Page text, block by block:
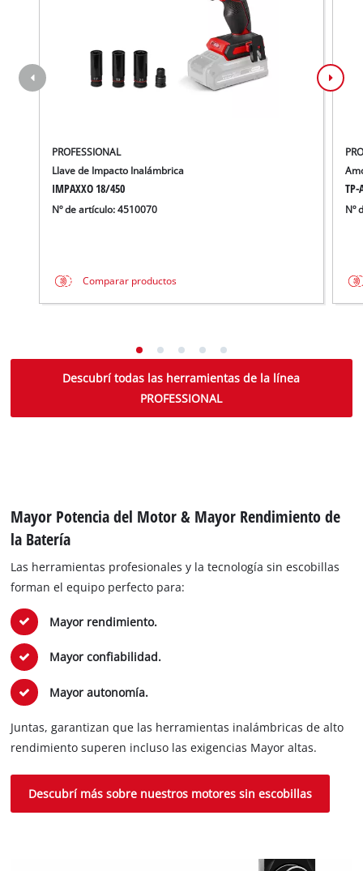
PROFESSIONAL
Llave de Impacto Inalámbrica
IMPAXXO 18/450
Nº de artículo: 4510070
Comparar productos
TP-
Nº
Descubrí todas las herramientas de la línea
PROFESSIONAL
Mayor Potencia del Motor & Mayor Rendimiento de
la Batería
Las herramientas profesionales y la tecnología sin escobillas
forman el equipo perfecto para:
Mayor rendimiento.
Mayor confiabilidad.
Mayor autonomía.
Juntas, garantizan que las herramientas inalámbricas de alto
rendimiento superen incluso las exigencias Mayor altas.
Descubrí más sobre nuestros motores sin escobillas